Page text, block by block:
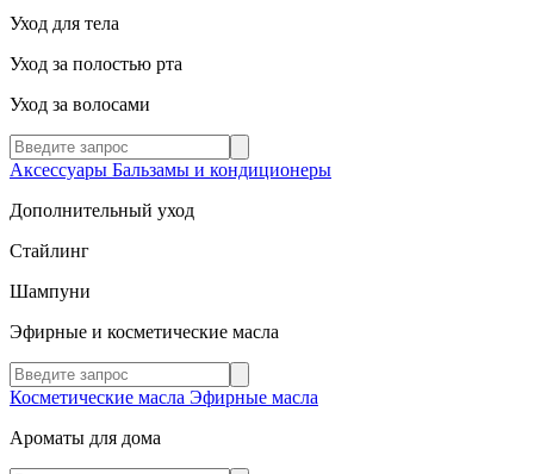
Уход для тела
Уход за полостью рта
Уход за волосами
Аксессуары Бальзамы и кондиционеры
Дополнительный уход
Стайлинг
Шампуни
Эфирные и косметические масла
Косметические масла Эфирные масла
Ароматы для дома